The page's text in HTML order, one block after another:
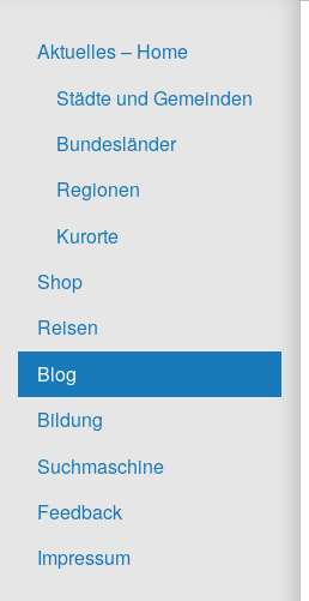
Aktuelles – Home
Städte und Gemeinden
Bundesländer
Regionen
Kurorte
Shop
Reisen
Blog
Bildung
Suchmaschine
Feedback
Impressum